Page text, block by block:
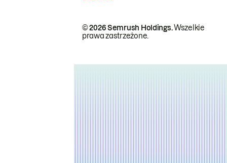
© 2026 Semrush Holdings.Wszelkie
prawa zastrzeżone.